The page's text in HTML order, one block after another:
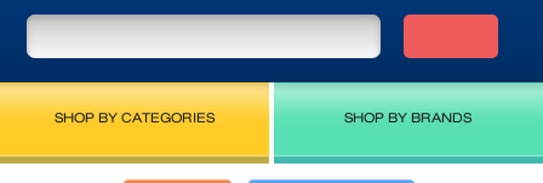
SHOP BY CATEGORIES SHOP BY BRANDS